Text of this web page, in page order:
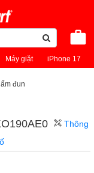
Máy giặt iPhone 17
đun
Thông